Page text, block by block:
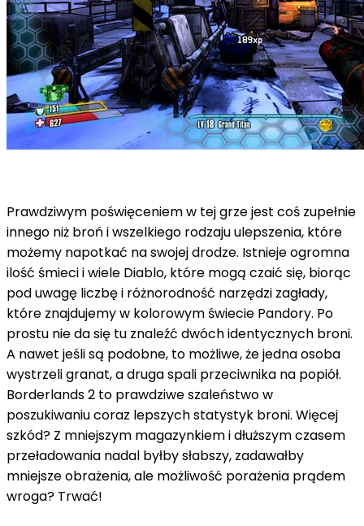
Prawdziwym poświęceniem w tej grze jest coś zupełnie
innego niż broń i wszelkiego rodzaju ulepszenia, które
możemy napotkać na swojej drodze. Istnieje ogromna
ilość śmieci i wiele Diablo, które mogą czaić się, biorąc
pod uwagę liczbę i różnorodność narzędzi zagłady,
które znajdujemy w kolorowym świecie Pandory. Po
prostu nie da się tu znaleźć dwóch identycznych broni.
A nawet jeśli są podobne, to możliwe, że jedna osoba
wystrzeli granat, a druga spali przeciwnika na popiół.
Borderlands 2 to prawdziwe szaleństwo w
poszukiwaniu coraz lepszych statystyk broni. Więcej
szkód? Z mniejszym magazynkiem i dłuższym czasem
przeładowania nadal byłby słabszy, zadawałby
mniejsze obrażenia, ale możliwość porażenia prądem
wroga? Trwać!